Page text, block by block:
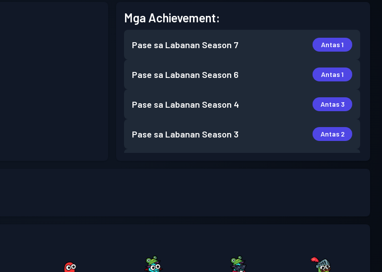
Mga Achievement:
Pase sa Labanan Season 7 Antas 1
Pase sa Labanan Season 6 Antas 1
Pase sa Labanan Season 4 Antas 3
Pase sa Labanan Season 3 Antas 2